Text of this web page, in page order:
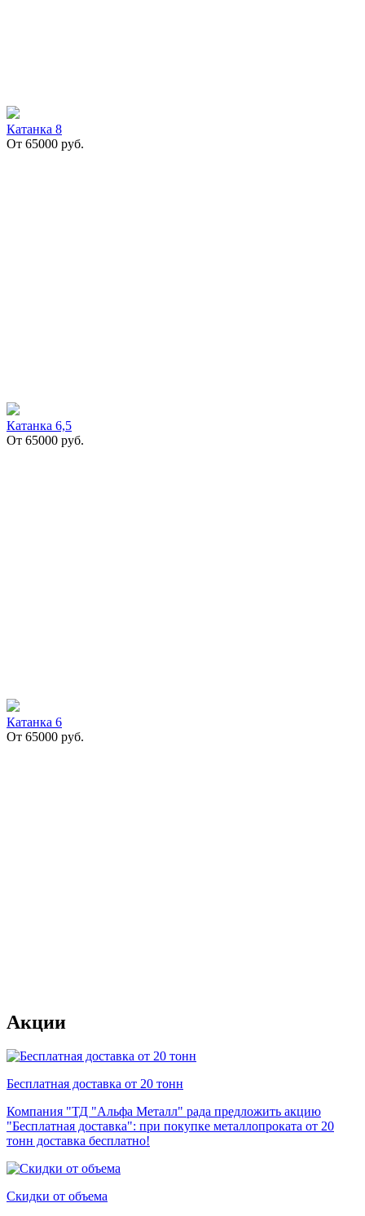
Катанка 8
От 65000 руб.
Катанка 6,5
От 65000 руб.
Катанка 6
От 65000 руб.
Акции
Бесплатная доставка от 20 тонн
Компания "ТД "Альфа Металл" рада предложить акцию
"Бесплатная доставка": при покупке металлопроката от 20
тонн доставка бесплатно!
Скидки от объема